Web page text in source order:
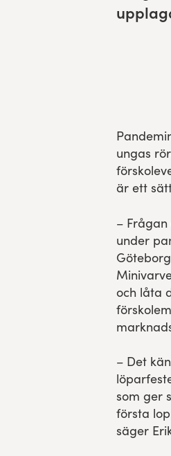
ungas
är ett
–
under
och låta
– Det
som ger
första
säger
Funktionär/Volontär